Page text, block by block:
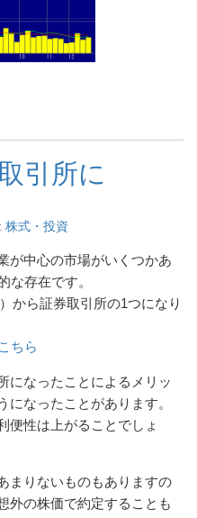
引所に
株式・投資
が中心の市場がいくつかあ
な存在です。
から証券取引所の1つになり
ちら
になったことによるメリッ
になったことがあります。
便性は上がることでしょ
まりないものもありますの
外の株価で約定することも